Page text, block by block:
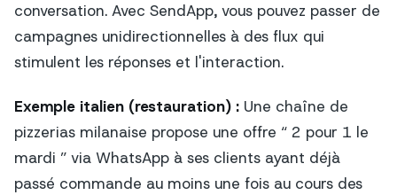
conversation. Avec SendApp, vous pouvez passer de
campagnes unidirectionnelles à des flux qui
stimulent les réponses et l'interaction.
Exemple italien (restauration) : Une chaîne de
pizzerias milanaise propose une offre “ 2 pour 1 le
mardi ” via WhatsApp à ses clients ayant déjà
passé commande au moins une fois au cours des